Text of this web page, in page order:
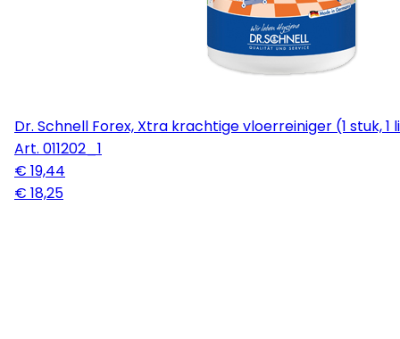
Dr. Schnell Forex, Xtra krachtige vloerreiniger (1 stuk, 1
Art. 011202_1
€ 19,44
€ 18,25